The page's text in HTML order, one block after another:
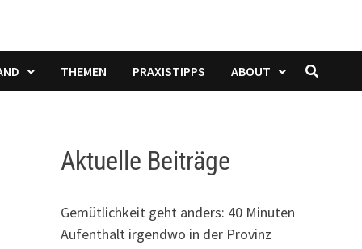
THEMEN PRAXISTIPPS ABOUT
Aktuelle Beiträge
Gemütlichkeit geht anders: 40 Minuten
Aufenthalt irgendwo in der Provinz